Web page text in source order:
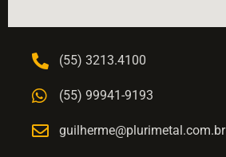
(55) 3213.4100
(55) 99941-9193
guilherme@plurimetal.com.br